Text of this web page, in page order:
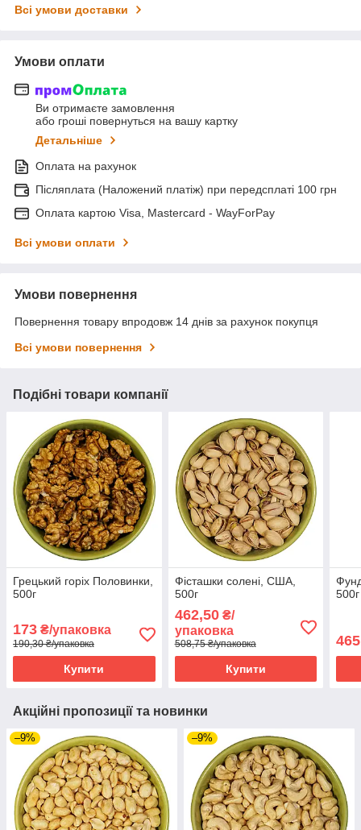
Всі умови доставки
Умови оплати
Ви отримаєте замовлення
або гроші повернуться на вашу картку
Детальніше
Оплата на рахунок
Післяплата (Наложений платіж) при передсплаті 100 грн
Оплата картою Visa, Mastercard - WayForPay
Всі умови оплати
Умови повернення
Повернення товару впродовж 14 днів за рахунок покупця
Всі умови повернення
Подібні товари компанії
Грецький горіх Половинки,
500г
173 ₴/упаковка
190,30 ₴/упаковка
Купити
Фісташки солені, США,
500г
462,50₴/
упаковка
508,75 ₴/упаковка
Купити
500г
465
Акційні пропозиції та новинки
–9% –9%